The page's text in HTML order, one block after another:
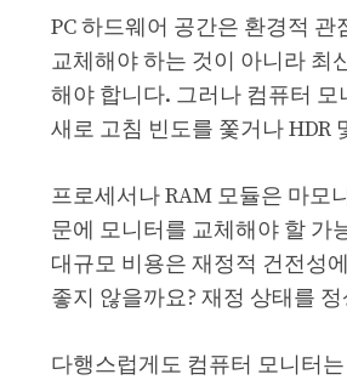
PC 하드웨어 공간은 환경적
교체해야 하는 것이 아니라 최
해야 합니다. 그러나 컴퓨터
새로 고침 빈도를 쫓거나 HDR
프로세서나 RAM 모듈은 마모
문에 모니터를 교체해야 할 가
대규모 비용은 재정적 건전성
좋지 않을까요? 재정 상태를
다행스럽게도 컴퓨터 모니터